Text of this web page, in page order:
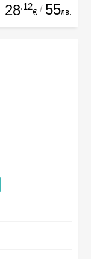
28.12
€ / 55лв.